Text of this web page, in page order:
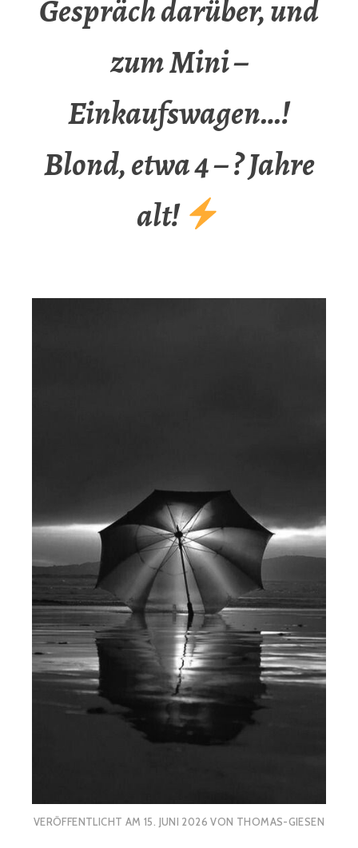
Gespräch darüber, und
zum Mini –
Einkaufswagen…!
Blond, etwa 4 – ? Jahre
alt!
VERÖFFENTLICHT AM 15. JUNI 2026 VON THOMAS-GIESEN